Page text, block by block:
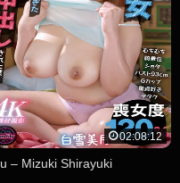
02:08:12
– Mizuki Shirayuki